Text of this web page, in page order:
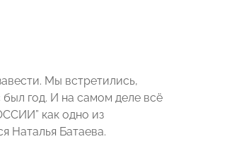
Мы встретились,
был год. И на самом деле всё
как одно из
Наталья Батаева.